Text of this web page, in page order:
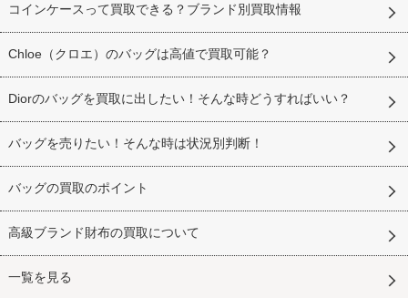
コインケースって買取できる？ブランド別買取情報
Chloe（クロエ）のバッグは高値で買取可能？
Diorのバッグを買取に出したい！そんな時どうすればいい？
バッグを売りたい！そんな時は状況別判断！
バッグの買取のポイント
高級ブランド財布の買取について
一覧を見る